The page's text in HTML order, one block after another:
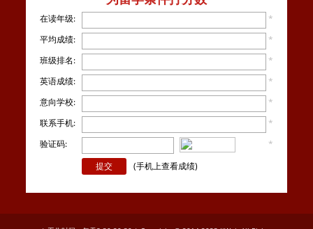
在读年级:
*
平均成绩:
*
班级排名:
*
英语成绩:
*
意向学校:
*
联系手机:
*
验证码:
*
(手机上查看成绩)